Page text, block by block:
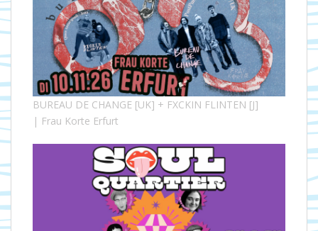
BUREAU DE CHANGE [UK] + FXCKIN FLINTEN [J]
| Frau Korte Erfurt